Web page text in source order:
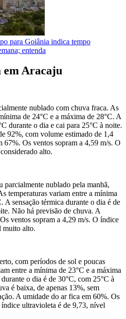
para Goiânia indica tempo
entenda
em Aracaju
nublado com chuva fraca. As
de 24°C e a máxima de 28°C. A
durante o dia e cai para 25°C à noite.
92%, com volume estimado de 1,4
67%. Os ventos sopram a 4,59 m/s. O
alto.
parcialmente nublado pela manhã,
temperaturas variam entre a mínima
A sensação térmica durante o dia é de
Não há previsão de chuva. A
ventos sopram a 4,29 m/s. O índice
muito alto.
com períodos de sol e poucas
entre a mínima de 23°C e a máxima
o dia é de 30°C, com 25°C à
é baixa, de apenas 13%, sem
A umidade do ar fica em 60%. Os
ultravioleta é de 9,73, nível